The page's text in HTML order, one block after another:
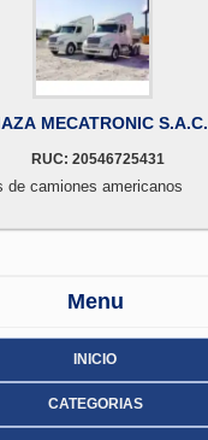
MECATRONIC S.A.C.
RUC: 20546725431
camiones americanos
Menu
INICIO
CATEGORIAS